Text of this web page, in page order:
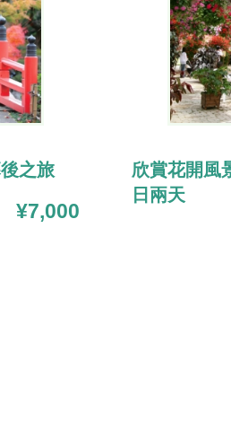
之旅
¥7,000
欣賞花開風
日兩天